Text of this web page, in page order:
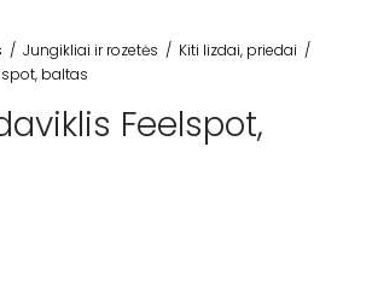
/ Jungikliai ir rozetės / Kiti lizdai, priedai /
baltas
Feelspot,